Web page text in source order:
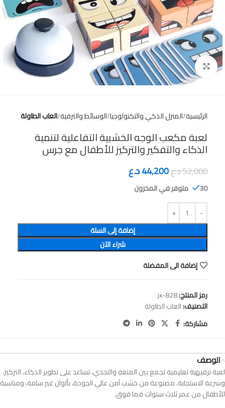
Click to enlarge
الرئيسية المنزل الذكي والتكنولوجيا الوسائط والترفية العاب الطاولة
لعبة مكعب الوجه الخشبية التفاعلية لتنمية
الذكاء والتفكير والتركيز للأطفال مع جرس
52,000د.ع44,200د.ع
30 متوفر في المخزون
إضافة إلى السلة
شراء الآن
إضافة الى المفضلة
رمز المنتج:jx-828
التصنيف:العاب الطاولة
مشاركة:
الوصف
لعبة ترفيهية تعليمية تجمع بين المتعة والتحدي، تساعد على تطوير الذكاء، التركيز،
وسرعة الاستجابة. مصنوعة من خشب آمن عالي الجودة، بألوان غير سامة، ومناسبة
للأطفال من عمر ثلاث سنوات فما فوق.